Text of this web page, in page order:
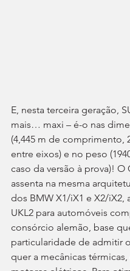
E, nesta terceira geração,
mais… maxi – é-o nas
(4,445 m de comprimento,
entre eixos) e no peso
caso da versão à prova)! O
assenta na mesma
dos BMW X1/iX1 e X2/iX2,
UKL2 para automóveis
consórcio alemão, base
particularidade de admitir
quer a mecânicas térmicas,